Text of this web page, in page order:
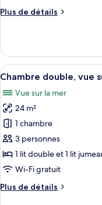
chambre :
base
double
View)
Plus de détails
Plus
Chambre
de
base
(Land
View)
Afficher
toutes
les
photos
pour
ce
type
de
chambre :
Chambre
4
Chambre double, vue
Vue sur la mer
24 m²
1 chambre
3 personnes
1 lit double et 1 lit
Wi-Fi gratuit
Plus de détails
Plus